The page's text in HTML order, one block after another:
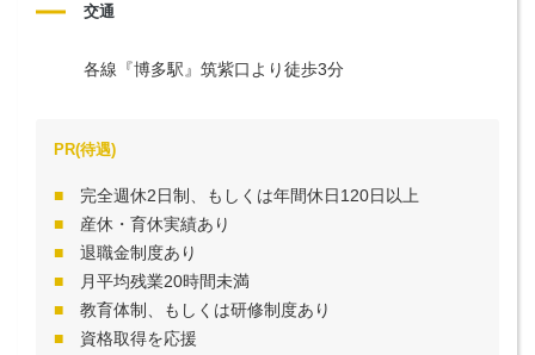
交通
各線『博多駅』筑紫口より徒歩3分
PR(待遇)
完全週休2日制、もしくは年間休日120日以上
産休・育休実績あり
退職金制度あり
月平均残業20時間未満
教育体制、もしくは研修制度あり
資格取得を応援